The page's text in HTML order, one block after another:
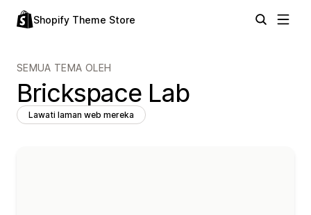
Shopify Theme Store
SEMUA TEMA OLEH
Brickspace Lab
Lawati laman web mereka